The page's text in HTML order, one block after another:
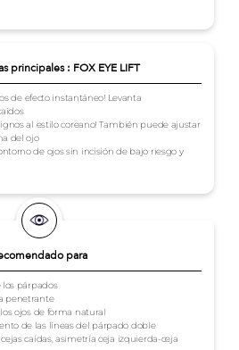
para
los párpados
penetrante
ojos de forma natural
de las líneas del párpado doble
caídas, asimetría ceja izquierda-ceja
principales : FOX EYE LIFT
de efecto instantáneo! Levanta
al estilo coreano! También puede ajustar
del ojo
de ojos sin incisión de bajo riesgo y